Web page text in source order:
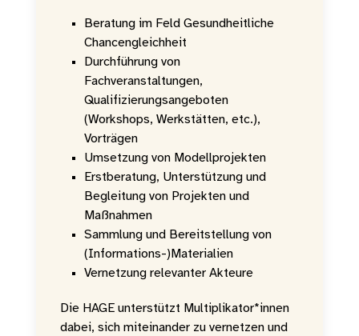
Beratung im Feld Gesundheitliche
Chancengleichheit
Durchführung von
Fachveranstaltungen,
Qualifizierungsangeboten
(Workshops, Werkstätten, etc.),
Vorträgen
Umsetzung von Modellprojekten
Erstberatung, Unterstützung und
Begleitung von Projekten und
Maßnahmen
Sammlung und Bereitstellung von
(Informations-)Materialien
Vernetzung relevanter Akteure
Die HAGE unterstützt Multiplikator*innen
dabei, sich miteinander zu vernetzen und